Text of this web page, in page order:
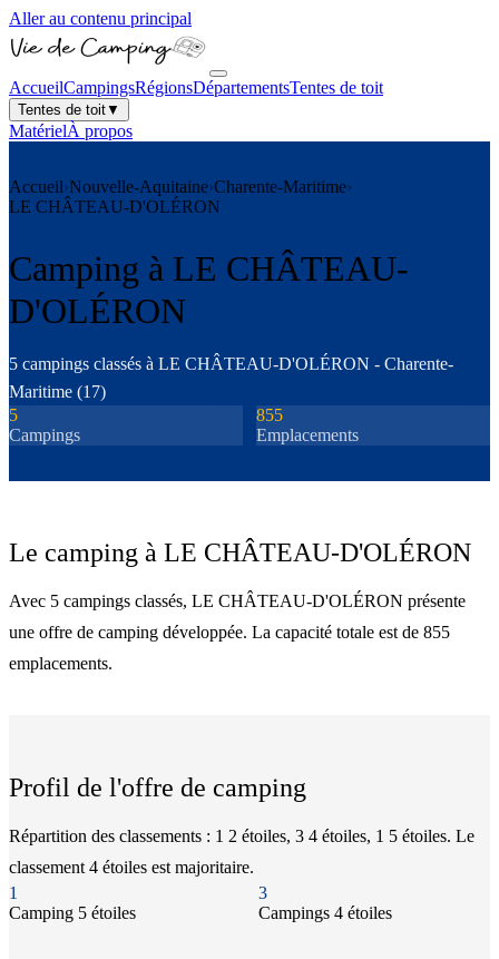
Aller au contenu principal
AccueilCampingsRégionsDépartementsTentes de toit
Tentes de toit▼
MatérielÀ propos
Accueil›Nouvelle-Aquitaine›Charente-Maritime›
LE CHÂTEAU-D'OLÉRON
Camping à LE CHÂTEAU-
D'OLÉRON
5 campings classés à LE CHÂTEAU-D'OLÉRON - Charente-
Maritime (17)
5
Campings
855
Emplacements
Le camping à LE CHÂTEAU-D'OLÉRON
Avec 5 campings classés, LE CHÂTEAU-D'OLÉRON présente
une offre de camping développée. La capacité totale est de 855
emplacements.
Profil de l'offre de camping
Répartition des classements : 1 2 étoiles, 3 4 étoiles, 1 5 étoiles. Le
classement 4 étoiles est majoritaire.
1
Camping 5 étoiles
3
Campings 4 étoiles